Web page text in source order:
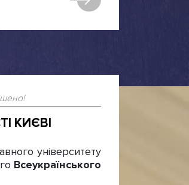
КИЄВІ
університету
Всеукраїнського